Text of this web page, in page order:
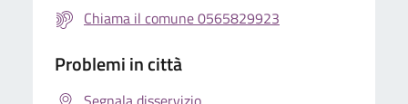
Chiama il comune 0565829923
Problemi in città